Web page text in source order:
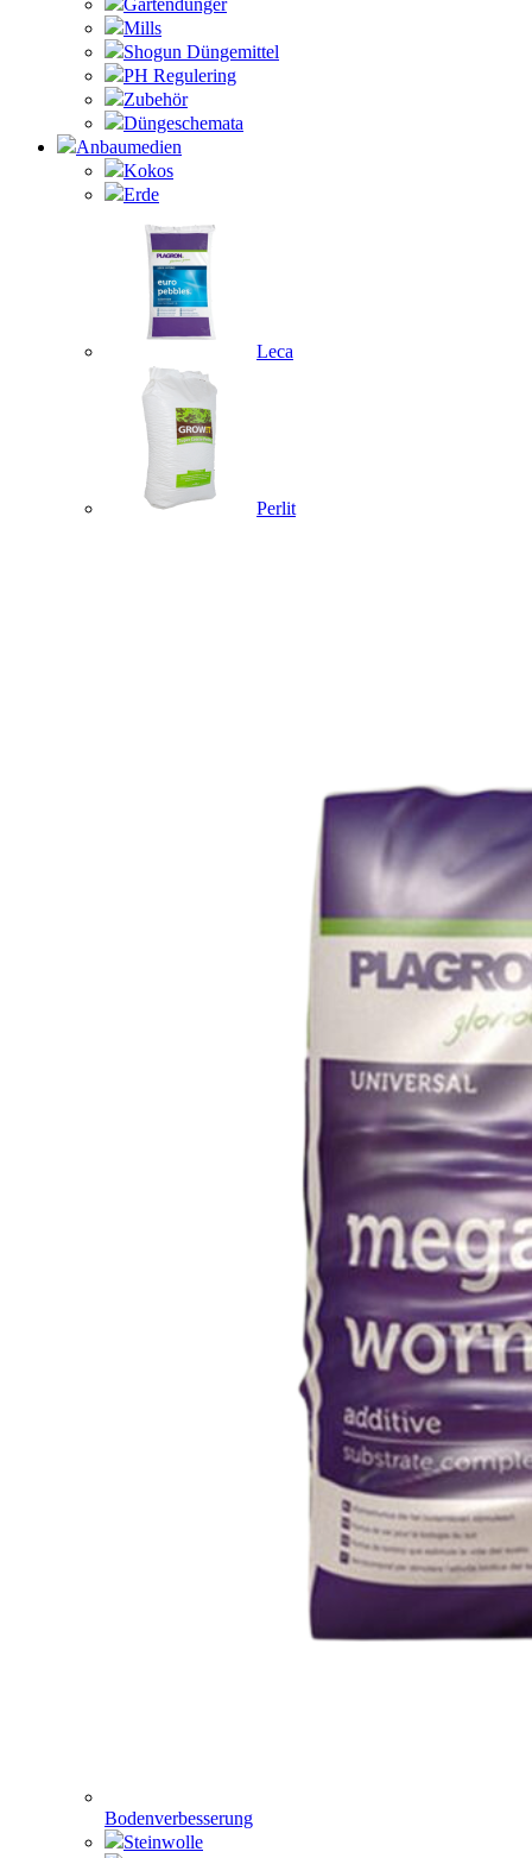
Gartendünger
Mills
Shogun Düngemittel
PH Regulering
Zubehör
Düngeschemata
Anbaumedien
Kokos
Erde
Leca
Perlit
Bodenverbesserung
Steinwolle